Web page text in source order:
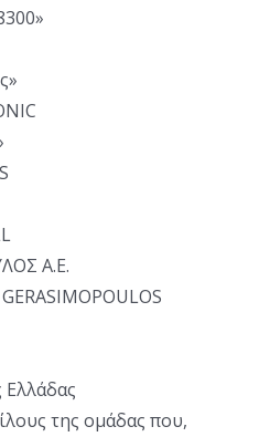
Α.Ε.
Ελλάδας
της ομάδας που,